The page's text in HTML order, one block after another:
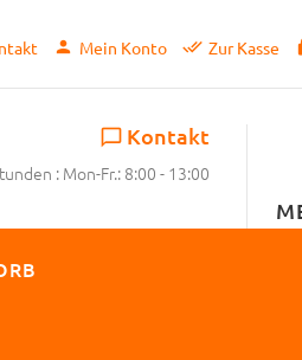
Mein Konto Zur Kasse
Kontakt
: Mon-Fr.: 8:00 - 13:00